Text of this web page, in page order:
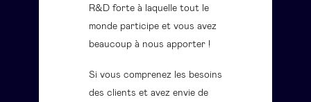
R&D forte à laquelle tout le
monde participe et vous avez
beaucoup à nous apporter !
Si vous comprenez les besoins
des clients et avez envie de